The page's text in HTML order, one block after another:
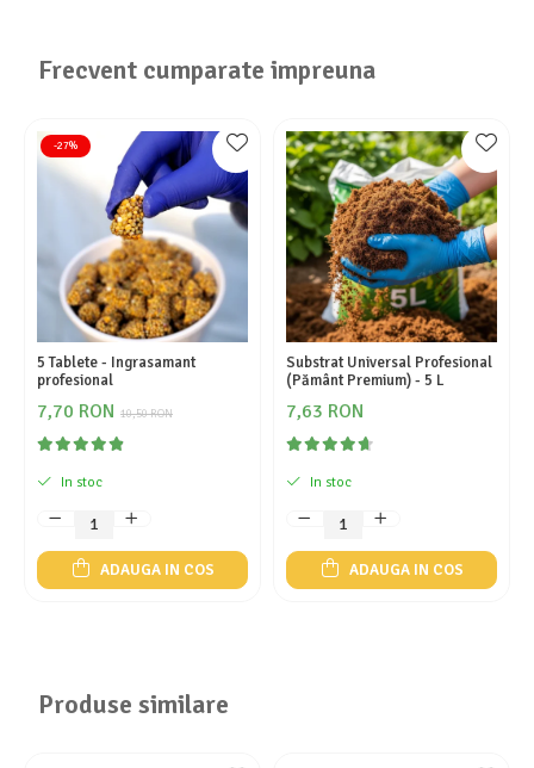
Frecvent cumparate impreuna
-27%
5 Tablete - Ingrasamant
profesional
10,50 RON
7,70 RON
In stoc
ADAUGA IN COS
Substrat Universal Profesional
(Pământ Premium) - 5 L
7,63 RON
In stoc
ADAUGA IN COS
Produse similare